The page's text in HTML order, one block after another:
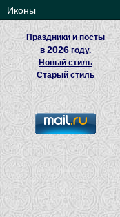
Иконы
Праздники и посты
в 2026 году.
Новый стиль
Старый стиль